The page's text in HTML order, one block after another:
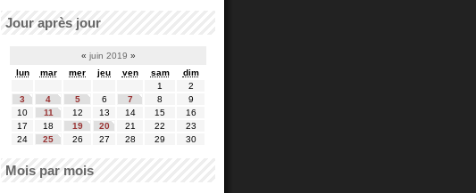
Jour après jour
« juin 2019 »
lun
mar mer jeu ven sam
dim
1
2
3
4 5 6 7 8
9
10
11 12 13 14 15
16
17
18 19 20 21 22
23
24
25 26 27 28 29 30
Mois par mois